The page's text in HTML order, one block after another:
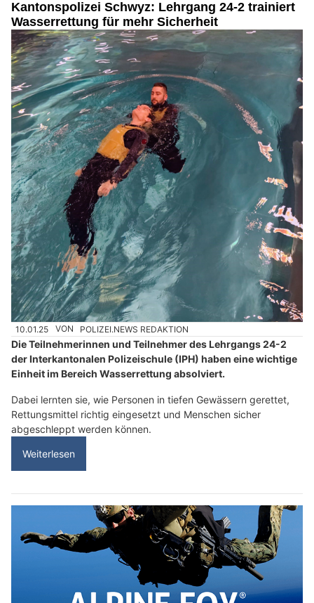
Kantonspolizei Schwyz: Lehrgang 24-2 trainiert
Wasserrettung für mehr Sicherheit
10.01.25 VON POLIZEI.NEWS REDAKTION
Die Teilnehmerinnen und Teilnehmer des Lehrgangs 24-2
der Interkantonalen Polizeischule (IPH) haben eine wichtige
Einheit im Bereich Wasserrettung absolviert.
Dabei lernten sie, wie Personen in tiefen Gewässern gerettet,
Rettungsmittel richtig eingesetzt und Menschen sicher
abgeschleppt werden können.
Weiterlesen